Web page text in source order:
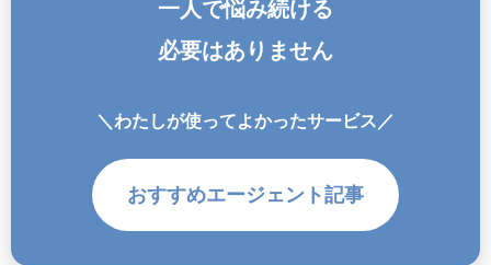
一人で悩み続ける
必要はありません
＼わたしが使ってよかったサービス／
おすすめエージェント記事